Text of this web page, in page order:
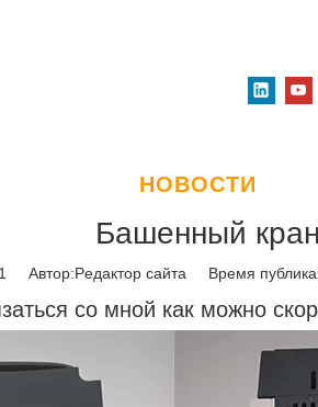
НОВОСТИ
Башенный
1 Автор:Pедактор сайта Время
со мной как можно